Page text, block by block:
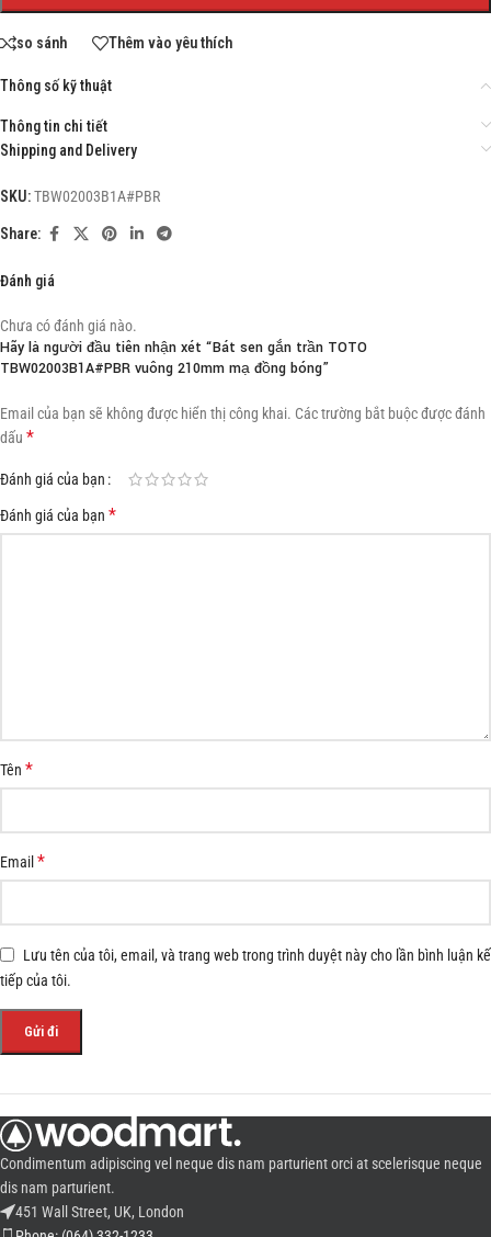
so sánh Thêm vào yêu thích
Thông số kỹ thuật
Thông tin chi tiết
Shipping and Delivery
SKU:TBW02003B1A#PBR
Share:
Đánh giá
Chưa có đánh giá nào.
Hãy là người đầu tiên nhận xét “Bát sen gắn trần TOTO
TBW02003B1A#PBR vuông 210mm mạ đồng bóng”
Email của bạn sẽ không được hiển thị công khai. Các trường bắt buộc được đánh
dấu *
Đánh giá của bạn
Đánh giá của bạn *
Tên *
Email*
Lưu tên của tôi, email, và trang web trong trình duyệt này cho lần bình luận kế
tiếp của tôi.
Condimentum adipiscing vel neque dis nam parturient orci at scelerisque neque
dis nam parturient.
451 Wall Street, UK, London